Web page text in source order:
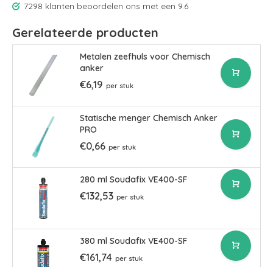
7298 klanten beoordelen ons met een 9.6
Gerelateerde producten
Metalen zeefhuls voor Chemisch
anker
€6,19 per stuk
Statische menger Chemisch Anker
PRO
€0,66 per stuk
280 ml Soudafix VE400-SF
€132,53 per stuk
380 ml Soudafix VE400-SF
€161,74 per stuk